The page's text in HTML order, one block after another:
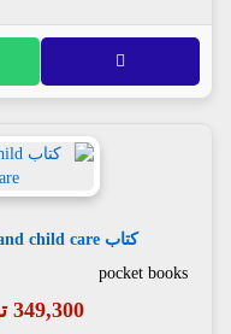
کتاب Dr. spock s baby and child care (دست دوم)
pocket books
349,300 تومان